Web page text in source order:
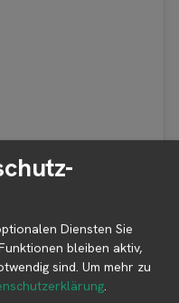
findest du weitere
Diensten Sie
bleiben aktiv,
sind. Um mehr zu
.